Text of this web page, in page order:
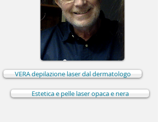
VERA depilazione laser dal dermatologo
Estetica e pelle laser opaca e nera